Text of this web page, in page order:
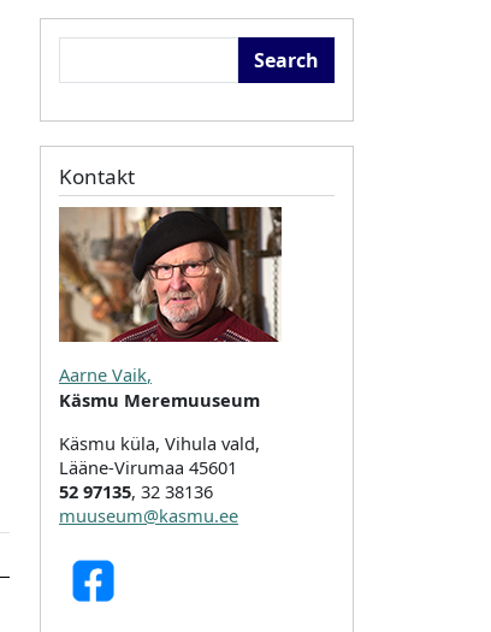
Kontakt
Aarne Vaik,
Käsmu Meremuuseum
Käsmu küla, Vihula vald,
Lääne-Virumaa 45601
52 97135, 32 38136
muuseum@kasmu.ee